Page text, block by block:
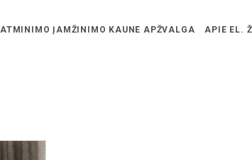
ATMINIMO ĮAMŽINIMO KAUNE APŽVALGA APIE EL.